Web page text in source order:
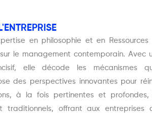
en philosophie et en Ressources
le management contemporain. Avec
elle décode les mécanismes
des perspectives innovantes pour
à la fois pertinentes et
traditionnels, offrant aux entreprises